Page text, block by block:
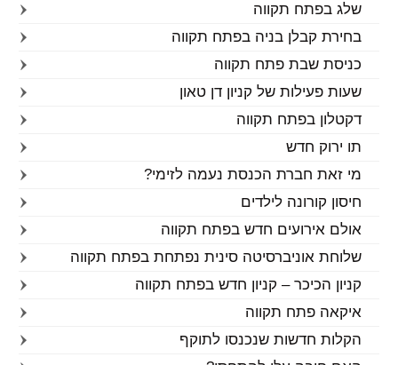
שלג בפתח תקווה
בחירת קבלן בניה בפתח תקווה
כניסת שבת פתח תקווה
שעות פעילות של קניון דן טאון
דקטלון בפתח תקווה
תו ירוק חדש
מי זאת חברת הכנסת נעמה לזימי?
חיסון קורונה לילדים
אולם אירועים חדש בפתח תקווה
שלוחת אוניברסיטה סינית נפתחת בפתח תקווה
קניון הכיכר – קניון חדש בפתח תקווה
איקאה פתח תקווה
הקלות חדשות שנכנסו לתוקף